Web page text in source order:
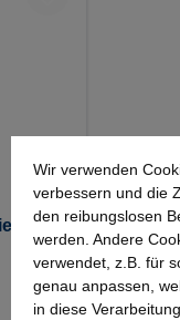
Wir verwenden
verbessern und die
den reibungslosen
werden. Andere
verwendet, z.B. für
genau anpassen,
in diese